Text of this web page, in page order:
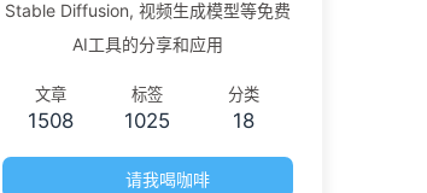
Stable Diffusion, 视频生成模型等免费
AI工具的分享和应用
文章
1508
标签
1025
分类
18
请我喝咖啡